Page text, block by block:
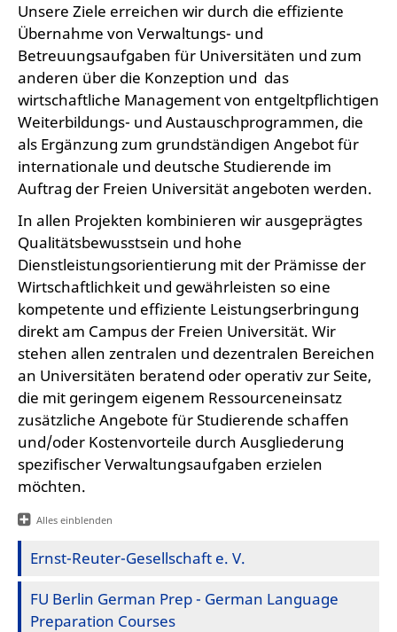
Unsere Ziele erreichen wir durch die effiziente
Übernahme von Verwaltungs- und
Betreuungsaufgaben für Universitäten und zum
anderen über die Konzeption und das
wirtschaftliche Management von entgeltpflichtigen
Weiterbildungs- und Austauschprogrammen, die
als Ergänzung zum grundständigen Angebot für
internationale und deutsche Studierende im
Auftrag der Freien Universität angeboten werden.
In allen Projekten kombinieren wir ausgeprägtes
Qualitätsbewusstsein und hohe
Dienstleistungsorientierung mit der Prämisse der
Wirtschaftlichkeit und gewährleisten so eine
kompetente und effiziente Leistungserbringung
direkt am Campus der Freien Universität. Wir
stehen allen zentralen und dezentralen Bereichen
an Universitäten beratend oder operativ zur Seite,
die mit geringem eigenem Ressourceneinsatz
zusätzliche Angebote für Studierende schaffen
und/oder Kostenvorteile durch Ausgliederung
spezifischer Verwaltungsaufgaben erzielen
möchten.
Alles einblenden
Ernst-Reuter-Gesellschaft e. V.
FU Berlin German Prep - German Language
Preparation Courses